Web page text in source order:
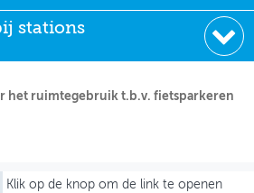
stations
voor de Fiets
het ruimtegebruik t.b.v. fietsparkeren
Klik op de knop om de link te openen